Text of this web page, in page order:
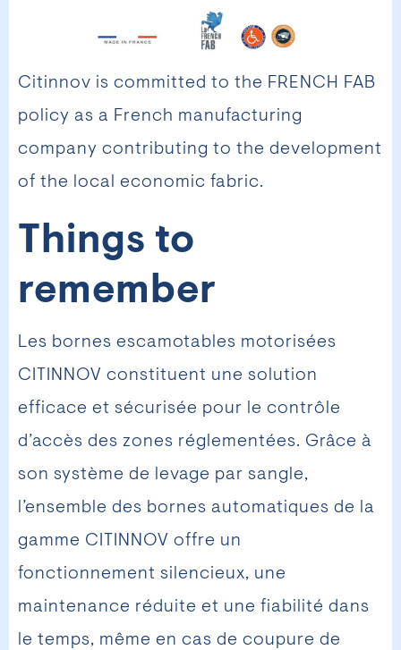
Citinnov is committed to the FRENCH FAB
policy as a French manufacturing
company contributing to the development
of the local economic fabric.
Things to
remember
Les bornes escamotables motorisées
CITINNOV constituent une solution
efficace et sécurisée pour le contrôle
d’accès des zones réglementées. Grâce à
son système de levage par sangle,
l’ensemble des bornes automatiques de la
gamme CITINNOV offre un
fonctionnement silencieux, une
maintenance réduite et une fiabilité dans
le temps, même en cas de coupure de